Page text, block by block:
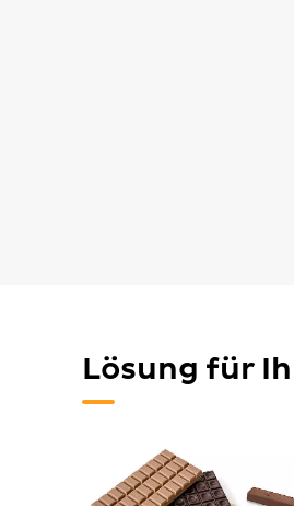
Lösung für